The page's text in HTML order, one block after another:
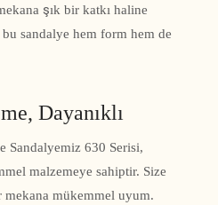
şık bir katkı haline
sandalye hem form hem de
Dayanıklı
Sandalyemiz 630 Serisi,
malzemeye sahiptir. Size
mekana mükemmel uyum.